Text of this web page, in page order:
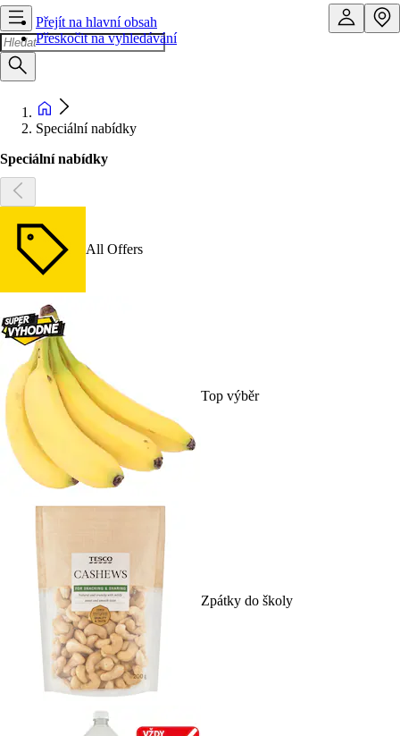
Přejít na hlavní obsah
Přeskočit na vyhledávání
Speciální nabídky
Speciální nabídky
All Offers
Top výběr
Zpátky do školy